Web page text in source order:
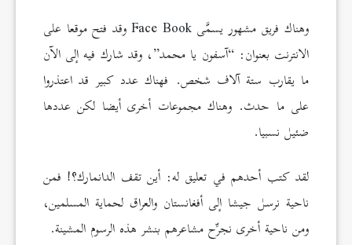
وهناك فريق مشهور يسمَّى Face Book وقد فتح موقعا على
الانترنت بعنوان: “آسفون يا محمد”، وقد شارك فيه إلى الآن
ما يقارب ستة آلاف شخص. فهناك عدد كبير قد اعتذروا
على ما حدث. وهناك مجموعات أخرى أيضا لكن عددها
ضئيل نسبيا.
لقد كتب أحدهم في تعليق له: أين تقف الدانمارك؟! فمن
ناحية نرسل جيشا إلى أفغانستان والعراق لحماية المسلمين،
ومن ناحية أخرى نجرِّح مشاعرهم بنشر هذه الرسوم المشينة.